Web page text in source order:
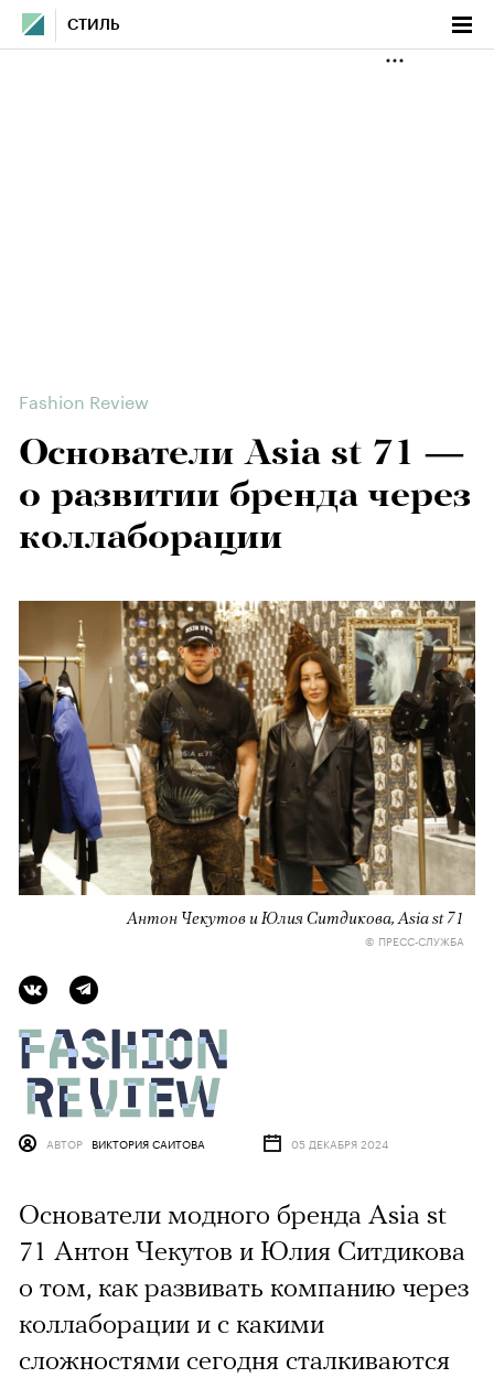
СТИЛЬ
Fashion Review
Основатели Asia st 71 —
о развитии бренда через
коллаборации
Антон Чекутов и Юлия Ситдикова, Asia st 71
© ПРЕСС-СЛУЖБА
АВТОР ВИКТОРИЯ САИТОВА 05 ДЕКАБРЯ 2024
Основатели модного бренда Asia st
71 Антон Чекутов и Юлия Ситдикова
о том, как развивать компанию через
коллаборации и с какими
сложностями сегодня сталкиваются